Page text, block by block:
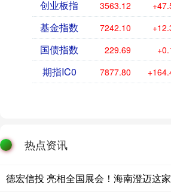
创业板指 3563.12
基金指数 7242.10
国债指数 229.69
期指IC0 7877.80
热点资讯
德宏信投 亮相全国展会！海南澄迈这